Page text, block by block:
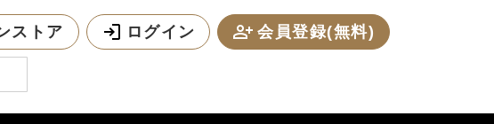
ストア ログイン 会員登録(無料)